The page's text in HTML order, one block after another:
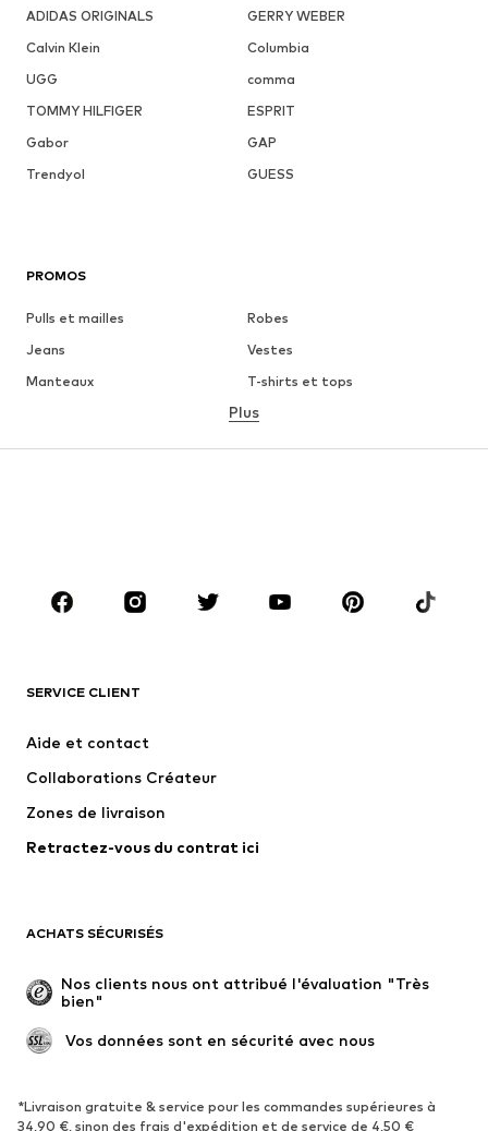
ADIDAS ORIGINALS
GERRY WEBER
Calvin Klein
Columbia
UGG
comma
TOMMY HILFIGER
ESPRIT
Gabor
GAP
Trendyol
GUESS
PROMOS
Pulls et mailles
Robes
Jeans
Vestes
Manteaux
T-shirts et tops
Lingerie
Jupes
Blouses et tuniques
Accessoires
Premium
Nouveautés
Lingerie
Manteaux
Jupes
Occasions spéciales
Exclusif
Remise à neuf
Nouveautés
Tendance
Plus
SERVICE CLIENT
Aide et contact
Collaborations Créateur
Zones de livraison
Retractez-vous du contrat ici
ACHATS SÉCURISÉS
Nos clients nous ont attribué l'évaluation "Très
bien"
Vos données sont en sécurité avec nous
*Livraison gratuite & service pour les commandes supérieures à
34,90 €, sinon des frais d'expédition et de service de 4,50 €